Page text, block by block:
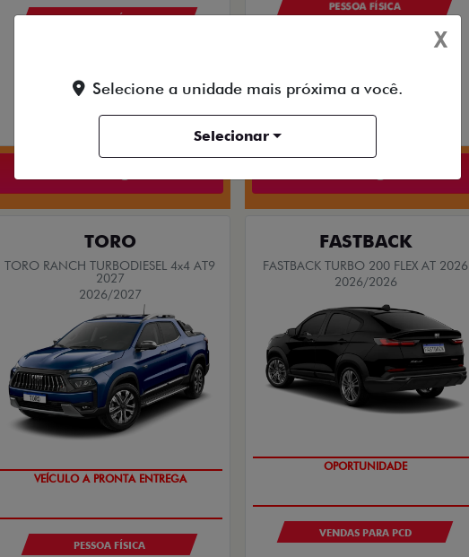
PESSOA FÍSICA
R$ 137.980,00
PESSOA FÍSICA
R$ 97.990,00
TORO
TORO RANCH TURBODIESEL 4x4 AT9
2027
2026/2027
VEÍCULO A PRONTA ENTREGA
PESSOA FÍSICA
FASTBACK
FASTBACK TURBO 200 FLEX AT 2026
2026/2026
OPORTUNIDADE
VENDAS PARA PCD
X
Selecione a unidade mais próxima a você.
Selecionar